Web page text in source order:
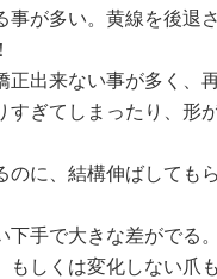
事が多い。黄線を後退
正出来ない事が多く、
すぎてしまったり、形
のに、結構伸ばしても
下手で大きな差がでる。
もしくは変化しない爪